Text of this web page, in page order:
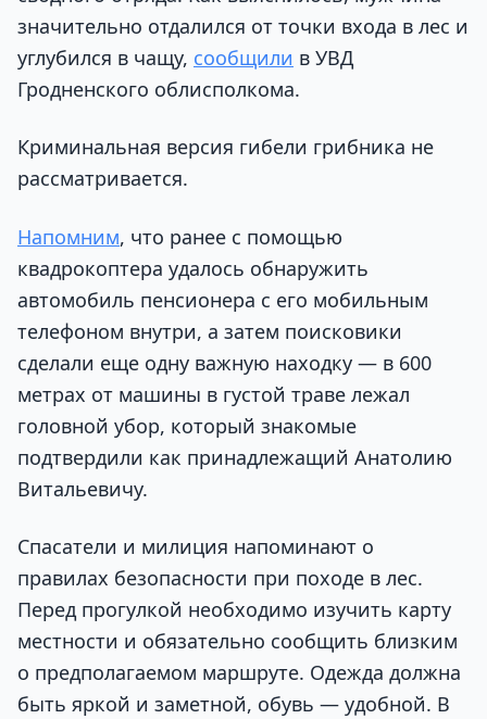
значительно отдалился от точки входа в лес и
углубился в чащу, сообщили в УВД
Гродненского облисполкома.
Криминальная версия гибели грибника не
рассматривается.
Напомним, что ранее с помощью
квадрокоптера удалось обнаружить
автомобиль пенсионера с его мобильным
телефоном внутри, а затем поисковики
сделали еще одну важную находку — в 600
метрах от машины в густой траве лежал
головной убор, который знакомые
подтвердили как принадлежащий Анатолию
Витальевичу.
Спасатели и милиция напоминают о
правилах безопасности при походе в лес.
Перед прогулкой необходимо изучить карту
местности и обязательно сообщить близким
о предполагаемом маршруте. Одежда должна
быть яркой и заметной, обувь — удобной. В